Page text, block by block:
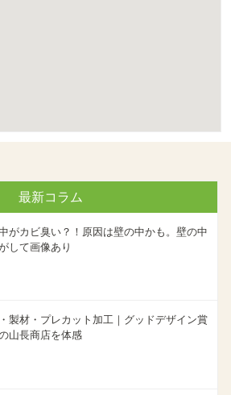
最新コラム
がカビ臭い？！原因は壁の中かも。壁の中
して画像あり
製材・プレカット加工｜グッドデザイン賞
山長商店を体感